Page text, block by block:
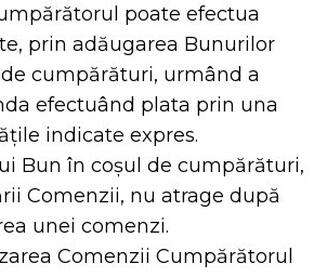
poate efectua
prin adăugarea Bunurilor
cumpărături, urmând a
efectuând plata prin una
indicate expres.
Bun în coșul de cumpărături,
Comenzii, nu atrage după
unei comenzi.
Comenzii Cumpărătorul